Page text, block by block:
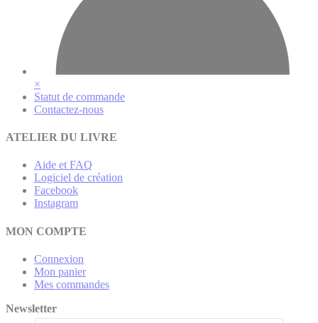
×
Statut de commande
Contactez-nous
ATELIER DU LIVRE
Aide et FAQ
Logiciel de création
Facebook
Instagram
MON COMPTE
Connexion
Mon panier
Mes commandes
Newsletter